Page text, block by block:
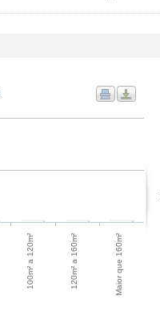
100m² a 120m² 120m² a 160m² Maior que 160m²